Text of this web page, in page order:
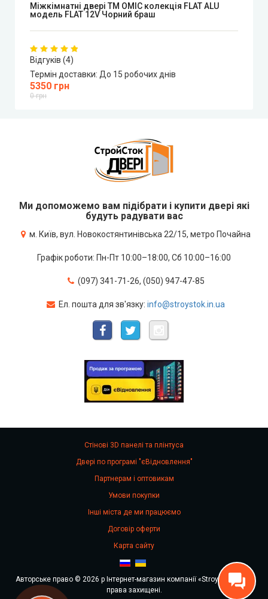
Mіжкімнатні двері ТМ ОМІС колекція FLAT ALU
модель FLAT 12V Чорний браш
Відгуків (4)
Термін доставки: До 15 робочих днів
5350 грн
0 грн
Ми допоможемо вам підібрати і купити двері які
будуть радувати вас
м. Київ, вул. Новокостянтинівська 22/15, метро Почайна
Графік роботи: Пн-Пт 10:00–18:00, Сб 10:00–16:00
(097) 341-71-26, (050) 947-47-85
Ел. пошта для зв'язку: info@stroystok.in.ua
Стінові 3D панелі та плінтуса
Двері по програмі "єВідновлення"
Партнерам і оптовикам
Умови покупки
Інші міста де ми працюємо
Договір оферти
Карта сайту
Авторське право © 2026 р Інтернет-магазин компанії «Stroy Stok». Всі
права захищені.